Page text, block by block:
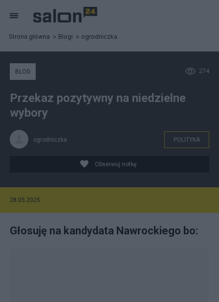
Strona główna Blogi ogrodniczka
274
BLOG
Przekaz pozytywny na niedzielne
wybory
ogrodniczka POLITYKA
Obserwuj notkę
28.05.2025
Głosuję na kandydata Nawrockiego bo: